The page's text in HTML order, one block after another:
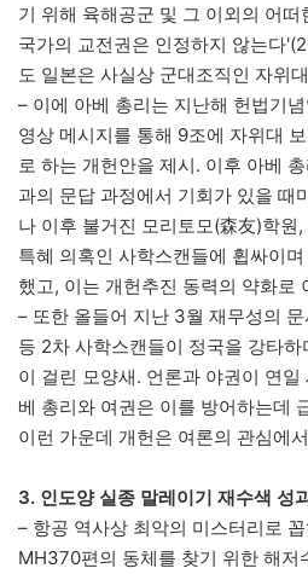
기 위해 육해공군 및 그 이외의 어
국가의 교전권은 인정하지 않는다
도 일본은 사실상 군대조직인 자위
– 이에 아베 총리는 지난해 헌법기
영상 메시지를 통해 9조에 자위대
로 하는 개헌안을 제시. 이후 아베
과의 문답 과정에서 기회가 있을 때
나 이후 불거진 모리토모(森友)학원
특혜 의혹인 사학스캔들에 휩싸이
했고, 이는 개헌추진 동력의 약화로
– 또한 올들어 지난 3월 재무성의
등 2차 사학스캔들이 정국을 강타
이 걸린 모양새. 언론과 야권이 연
베 총리와 여권은 이를 방어하는데
이런 가운데 개헌은 여론의 관심에
3. 인도양 실종 말레이기 재수색 성
– 항공 역사상 최악의 미스터리로
MH370편의 동체를 찾기 위한 해저